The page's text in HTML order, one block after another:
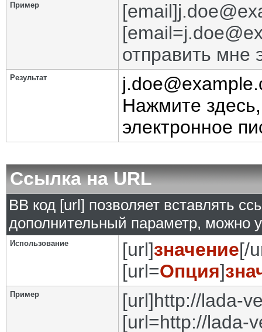
Пример
отправить мне
Результат
Нажмите
электронное
Ссылка на URL
BB код [url] позволяет вставлять
дополнительный параметр, можно
Использование [url]значение[/
[url=Опция]
Пример
[url]http://lada-
[url=http://lada-